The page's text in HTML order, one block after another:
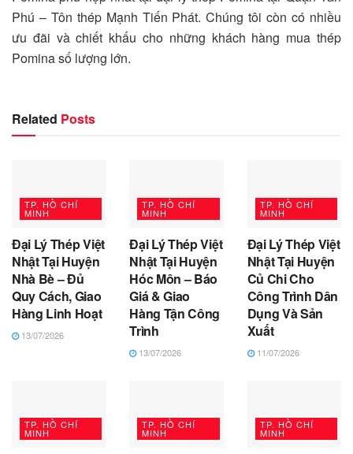
Phú – Tôn thép Mạnh Tiến Phát. Chúng tôi còn có nhiều
ưu đãi và chiết khấu cho những khách hàng mua thép
Pomina số lượng lớn.
Related Posts
TP. HỒ CHÍ
MINH
Đại Lý Thép Việt
Nhật Tại Huyện
Nhà Bè – Đủ
Quy Cách, Giao
Hàng Linh Hoạt
13/07/2026
TP. HỒ CHÍ
MINH
Đại Lý Thép Việt
Nhật Tại Huyện
Hóc Môn – Báo
Giá & Giao
Hàng Tận Công
Trình
13/07/2026
TP. HỒ CHÍ
MINH
Đại Lý Thép Việt
Nhật Tại Huyện
Củ Chi Cho
Công Trình Dân
Dụng Và Sản
Xuất
11/07/2026
TP. HỒ CHÍ
MINH
TP. HỒ CHÍ
MINH
TP. HỒ CHÍ
MINH